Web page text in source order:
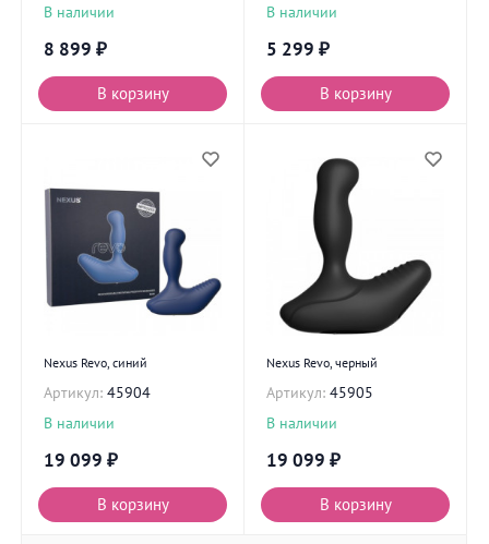
В наличии
8 899 ₽
В корзину
В наличии
5 299 ₽
В корзину
Nexus Revo, синий
Артикул: 45904
В наличии
19 099 ₽
В корзину
Nexus Revo, черный
Артикул: 45905
В наличии
19 099 ₽
В корзину